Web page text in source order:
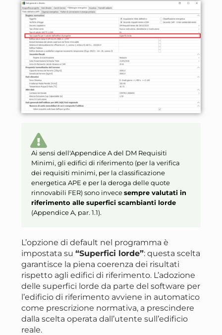
Ai sensi dell'Appendice A del DM Requisiti
Minimi, gli edifici di riferimento (per la verifica
dei requisiti minimi, per la classificazione
energetica APE e per la deroga delle quote
rinnovabili FER) sono invecesempre valutati in
riferimento alle superfici scambianti lorde
(Appendice A, par. 1.1).
L’opzione di default nel programma è
impostata su “Superfici lorde”: questa scelta
garantisce la piena coerenza dei risultati
rispetto agli edifici di riferimento. L’adozione
delle superfici lorde da parte del software per
l’edificio di riferimento avviene in automatico
come prescrizione normativa, a prescindere
dalla scelta operata dall’utente sull’edificio
reale.